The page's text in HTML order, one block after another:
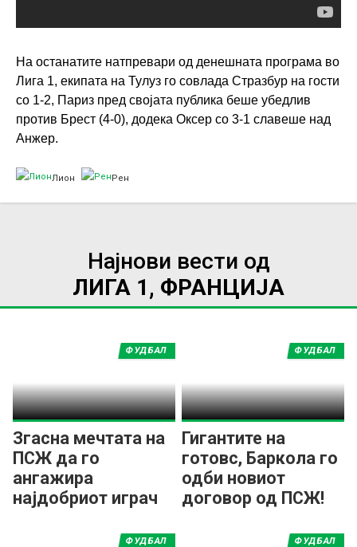
На останатите натпревари од денешната програма во
Лига 1, екипата на Тулуз го совлада Стразбур на гости
со 1-2, Париз пред својата публика беше убедлив
против Брест (4-0), додека Оксер со 3-1 славеше над
Анжер.
Лион Рен
Најнови вести од
ЛИГА 1, ФРАНЦИЈА
Згасна мечтата на
ПСЖ да го
ангажира
најдобриот играч
ФУДБАЛ
Гигантите на
готовс, Баркола го
одби новиот
договор од ПСЖ!
ФУДБАЛ
ФУДБАЛ ФУДБАЛ